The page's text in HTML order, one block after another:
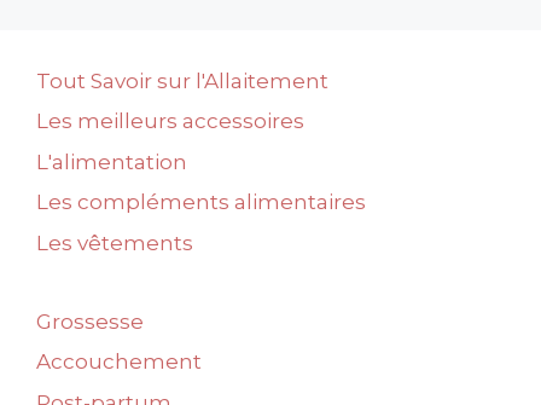
Tout Savoir sur l'Allaitement
Les meilleurs accessoires
L'alimentation
Les compléments alimentaires
Les vêtements
Grossesse
Accouchement